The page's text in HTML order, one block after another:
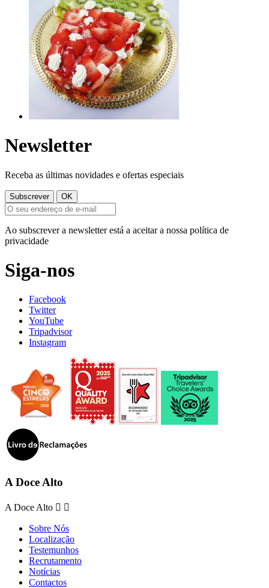
Newsletter
Receba as últimas novidades e ofertas especiais
Ao subscrever a newsletter está a aceitar a nossa política de
privacidade
Siga-nos
Facebook
Twitter
YouTube
Tripadvisor
Instagram
A Doce Alto
A Doce Alto  
Sobre Nós
Localização
Testemunhos
Recrutamento
Notícias
Contactos